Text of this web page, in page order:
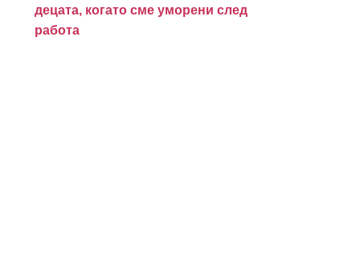
децата, когато сме уморени след
работа